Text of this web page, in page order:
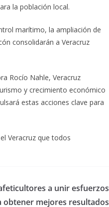
la población local.
marítimo, la ampliación de
consolidarán a Veracruz
Rocío Nahle, Veracruz
y crecimiento económico
estas acciones clave para
Veracruz que todos
a unir esfuerzos
obtener mejores resultados